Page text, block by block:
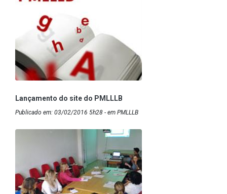
Lançamento do site do PMLLLB
Publicado em: 03/02/2016 5h28 - em PMLLLB